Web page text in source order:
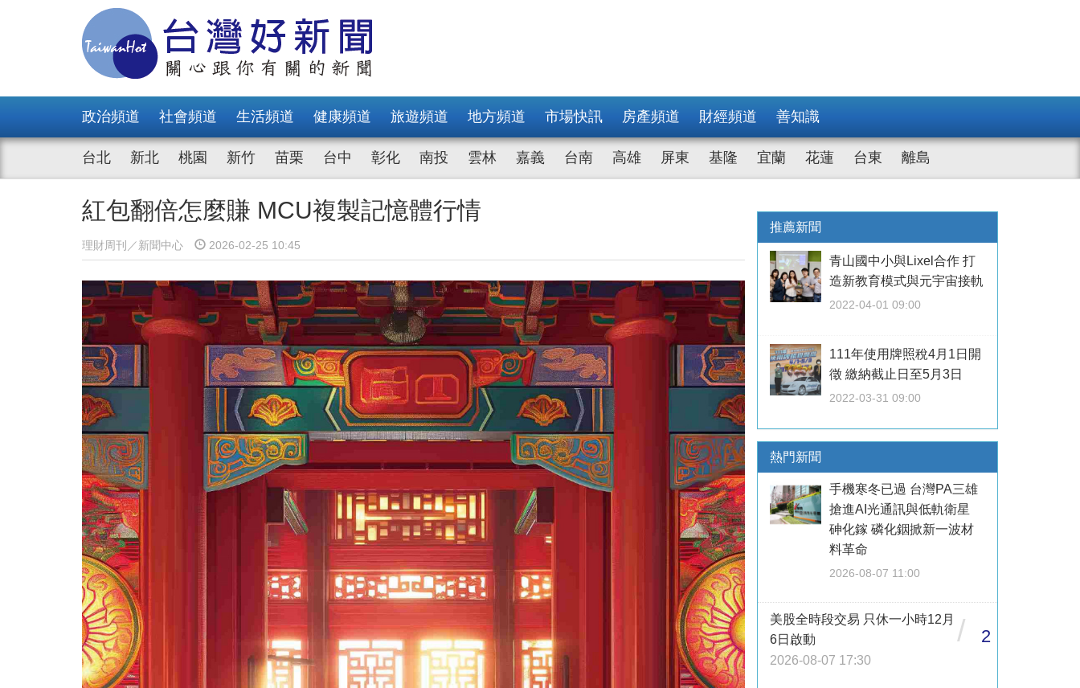
政治頻道 社會頻道 生活頻道 健康頻道 旅遊頻道 地方頻道 市場快訊 房產頻道 財經頻道 善知識
台北 新北 桃園 新竹 苗栗 台中 彰化 南投 雲林 嘉義 台南 高雄 屏東 基隆 宜蘭 花蓮 台東 離島
紅包翻倍怎麼賺 MCU複製記憶體行情
理財周刊／新聞中心 2026-02-25 10:45
推薦新聞
青山國中小與Lixel合作 打
造新教育模式與元宇宙接軌
2022-04-01 09:00
111年使用牌照稅4月1日開
徵 繳納截止日至5月3日
2022-03-31 09:00
熱門新聞
手機寒冬已過 台灣PA三雄
搶進AI光通訊與低軌衛星
砷化鎵 磷化銦掀新一波材
料革命
2026-08-07 11:00
美股全時段交易 只休一小時12月
6日啟動
2026-08-07 17:30
/ 2